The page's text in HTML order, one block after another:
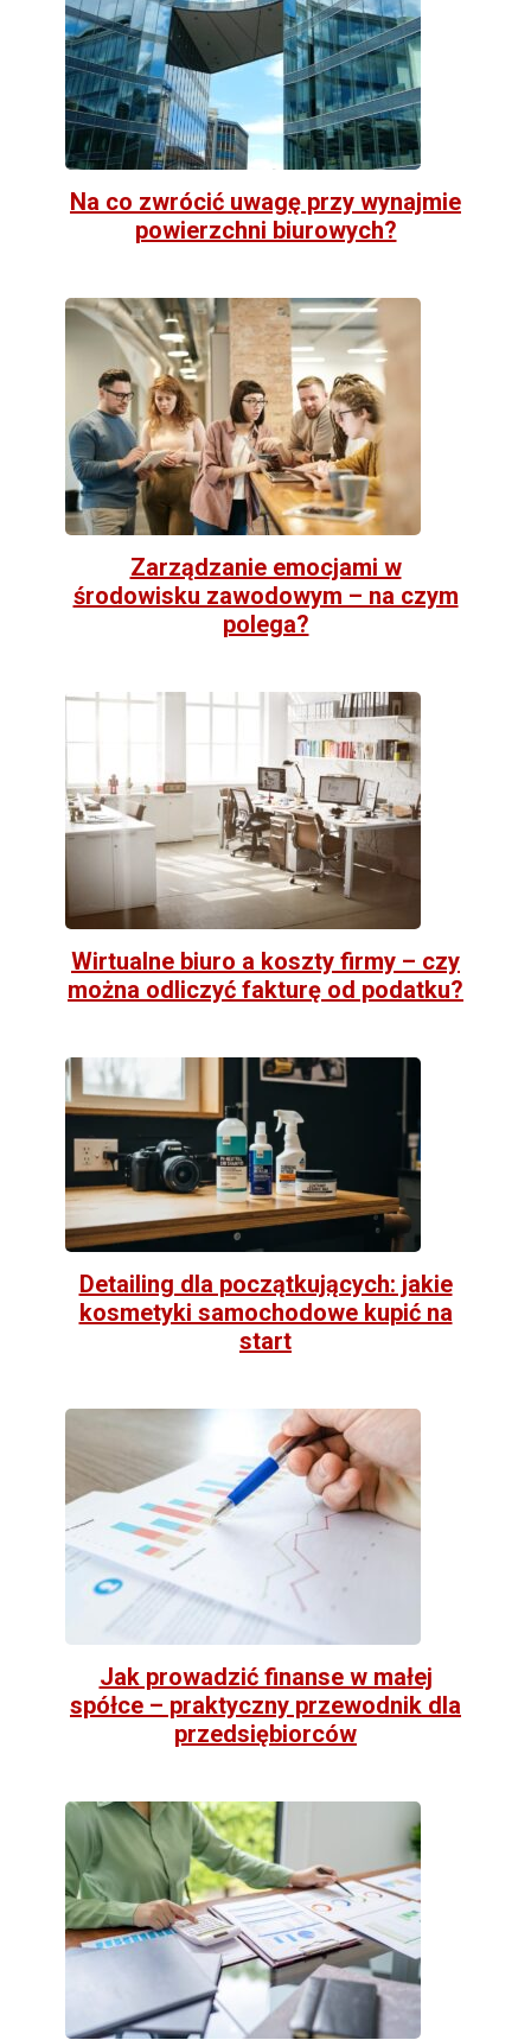
Na co zwrócić uwagę przy wynajmie
powierzchni biurowych?
Zarządzanie emocjami w
środowisku zawodowym – na czym
polega?
Wirtualne biuro a koszty firmy – czy
można odliczyć fakturę od podatku?
Detailing dla początkujących: jakie
kosmetyki samochodowe kupić na
start
Jak prowadzić finanse w małej
spółce – praktyczny przewodnik dla
przedsiębiorców